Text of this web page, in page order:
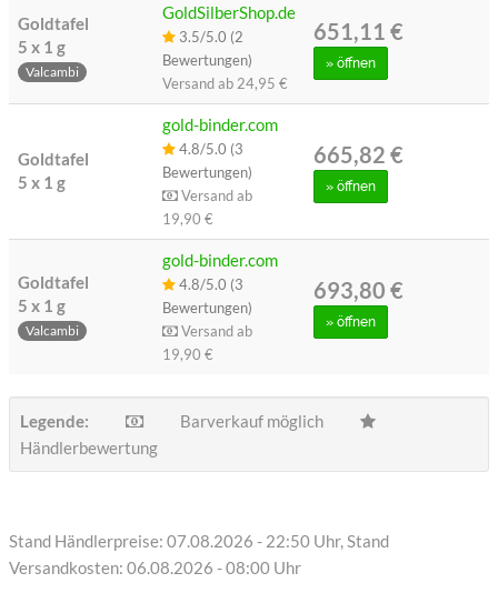
Goldtafel
5 x 1 g
Valcambi
GoldSilberShop.de
3.5/5.0 (2
Bewertungen)
Versand ab 24,95 €
651,11 €
» öffnen
Goldtafel
5 x 1 g
gold-binder.com
4.8/5.0 (3
Bewertungen)
Versand ab
19,90 €
665,82 €
» öffnen
Goldtafel
5 x 1 g
Valcambi
gold-binder.com
4.8/5.0 (3
Bewertungen)
Versand ab
19,90 €
693,80 €
» öffnen
Legende:
Barverkauf möglich
Händlerbewertung
Stand Händlerpreise: 07.08.2026 - 22:50 Uhr, Stand
Versandkosten: 06.08.2026 - 08:00 Uhr